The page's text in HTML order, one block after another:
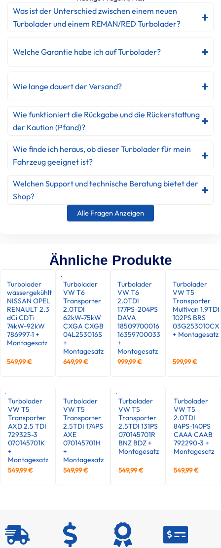
Was ist der Unterschied zwischen einem neuen
Turbolader und einem REMAN/RED Turbolader?
Welche Garantie habe ich auf Turbolader?
Wie lange dauert der Versand?
Wie funktioniert die Rückgabe und die Rückerstattung
der Kaution (Pfand)?
Wie finde ich heraus, ob dieser Turbolader für mein
Fahrzeug geeignet ist?
Welchen Support und technische Beratung bietet der
Shop?
Alle Fragen Anzeigen
Ähnliche Produkte
Turbolader
wassergekühlt
NISSAN OPEL
RENAULT 2.3
dCi CDTi
74kW-92kW
786997-1 +
Montagesatz
549,99€
Turbolader
VW T6
Transporter
2.0TDI
62kW-75kW
CXGA CXGB
04L253016S
+
Montagesatz
649,99€
Turbolader
VW T6
2.0TDI
177PS-204PS
DAVA
18509700016
16359700033
+
Montagesatz
999,99€
Turbolader
VW T5
Transporter
Multivan 1.9TDI
102PS BRS
03G253010CX
+ Montagesatz
599,99€
Turbolader
VW T5
Transporter
AXD 2.5 TDI
729325-3
070145701K
+
Montagesatz
549,99€
Turbolader
VW T5
Transporter
2.5TDI 174PS
AXE
070145701H
+
Montagesatz
549,99€
Turbolader
VW T5
Transporter
2.5TDI 131PS
070145701R
BNZ BDZ +
Montagesatz
549,99€
Turbolader
VW T5
2.0TDI
84PS-140PS
CAAA CAAB
792290-3 +
Montagesatz
549,99€